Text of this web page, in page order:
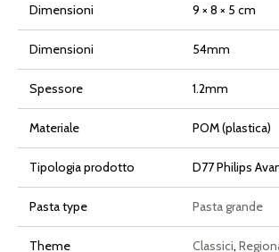
Dimensioni 9 × 8 × 5 cm
Dimensioni 54mm
Spessore 1.2mm
Materiale POM (plastica)
Tipologia prodotto D77 Philips
Pasta type Pasta grande
Theme Classici,